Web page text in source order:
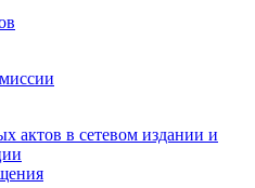
актов в сетевом издании и